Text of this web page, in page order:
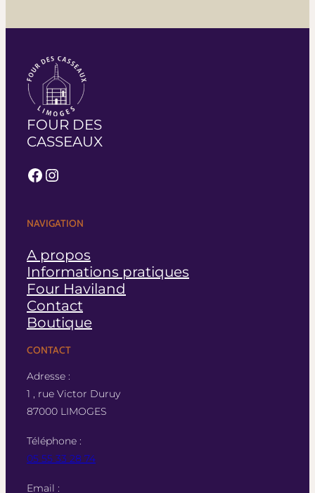
FOUR DES
CASSEAUX
Facebook
Instagram
NAVIGATION
A propos
Informations pratiques
Four Haviland
Contact
Boutique
CONTACT
Adresse :
1 , rue Victor Duruy
87000 LIMOGES
Téléphone :
05 55 33 28 74
Email :